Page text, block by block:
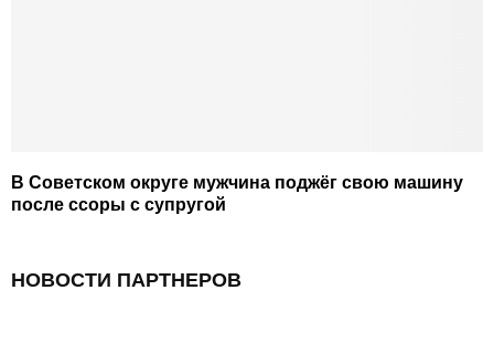
В Советском округе мужчина поджёг свою машину
после ссоры с супругой
НОВОСТИ ПАРТНЕРОВ